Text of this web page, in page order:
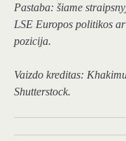
Pastaba: šiame
LSE Europos politikos
pozicija.
Vaizdo kreditas:
Shutterstock.